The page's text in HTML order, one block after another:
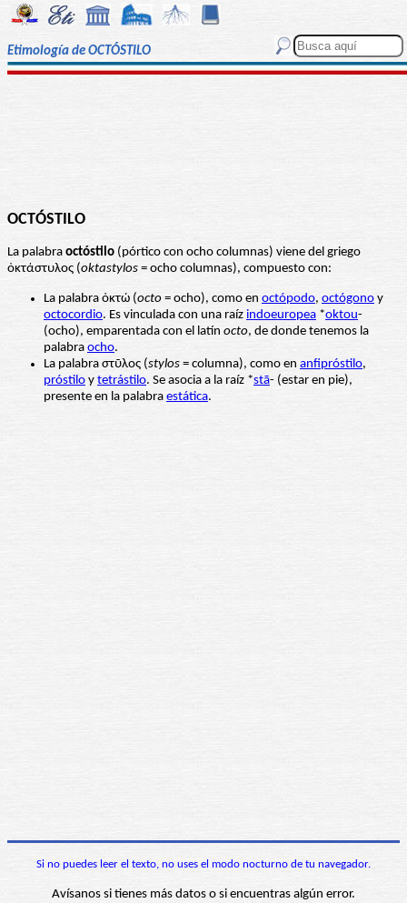
Etimología de OCTÓSTILO
OCTÓSTILO
La palabra octóstilo (pórtico con ocho columnas) viene del griego
ὀκτάστυλος (oktastylos = ocho columnas), compuesto con:
La palabra ὀκτώ (octo = ocho), como en octópodo, octógono y
octocordio. Es vinculada con una raíz indoeuropea *oktou-
(ocho), emparentada con el latín octo, de donde tenemos la
palabra ocho.
La palabra στῦλος (stylos = columna), como en anfipróstilo,
próstilo y tetrástilo. Se asocia a la raíz *stā- (estar en pie),
presente en la palabra estática.
Si no puedes leer el texto, no uses el modo nocturno de tu navegador.
Avísanos si tienes más datos o si encuentras algún error.